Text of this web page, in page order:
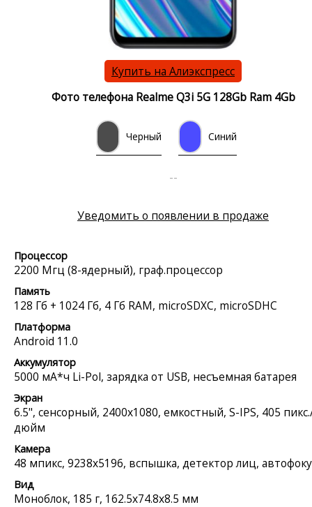
Купить на Алиэкспресс
Фото телефона Realme Q3i 5G 128Gb Ram 4Gb
Черный Синий
--
Уведомить о появлении в продаже
Процессор
2200 Мгц (8-ядерный), граф.процессор
Память
128 Гб + 1024 Гб, 4 Гб RAM, microSDXC, microSDHC
Платформа
Android 11.0
Аккумулятор
5000 мА*ч Li-Pol, зарядка от USB, несъемная батарея
Экран
6.5", сенсорный, 2400x1080, емкостный, S-IPS, 405
дюйм
Камера
48 мпикс, 9238x5196, вспышка, детектор лиц,
Вид
Моноблок, 185 г, 162.5x74.8x8.5 мм